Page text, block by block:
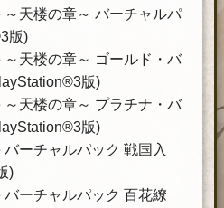
～天楼の章～ バーチャルパ
版)
～天楼の章～ ゴールド・バ
版)
～天楼の章～ プラチナ・バ
版)
バーチャルパック 戦国入
)
バーチャルパック 百花繚